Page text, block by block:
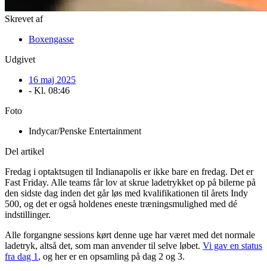
Skrevet af
Boxengasse
Udgivet
16 maj 2025
- Kl. 08:46
Foto
Indycar/Penske Entertainment
Del artikel
Fredag i optaktsugen til Indianapolis er ikke bare en fredag. Det er
Fast Friday. Alle teams får lov at skrue ladetrykket op på bilerne på
den sidste dag inden det går løs med kvalifikationen til årets Indy
500, og det er også holdenes eneste træningsmulighed med dé
indstillinger.
Alle forgangne sessions kørt denne uge har været med det normale
ladetryk, altså det, som man anvender til selve løbet. Vi gav en status
fra dag 1, og her er en opsamling på dag 2 og 3.